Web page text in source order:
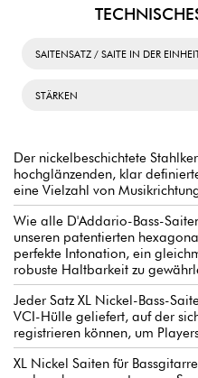
SAITENSATZ / SAITE IN DER
STÄRKEN
Der nickelbeschichtete
hochglänzenden, klar
eine Vielzahl von
Wie alle D'Addario-Bass-
unseren patentierten
perfekte Intonation, ein
robuste Haltbarkeit zu
Jeder Satz XL Nickel-Bass-
VCI-Hülle geliefert, auf der
registrieren können, um
XL Nickel Saiten für